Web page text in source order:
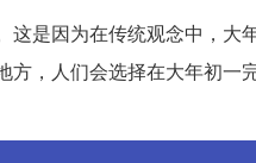
是因为在传统观念中，大
，人们会选择在大年初一